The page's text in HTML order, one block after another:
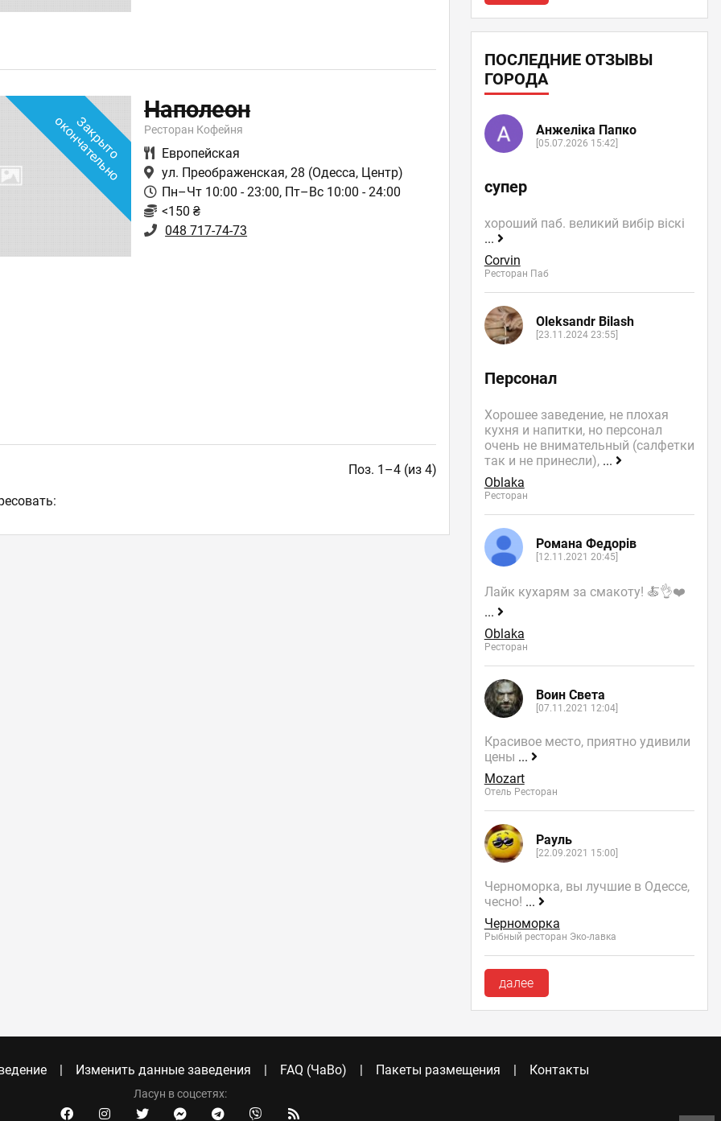
З
а
к
р
ы
т
о
о
к
о
н
ч
а
т
е
л
ь
н
о
Наполеон
Ресторан Кофейня
Европейская
ул. Преображенская, 28 (Одесса, Центр)
Пн–Чт 10:00 - 23:00, Пт–Вс 10:00 - 24:00
<150 ₴
048 717-74-73
Поз. 1–4 (из 4)
ПОСЛЕДНИЕ ОТЗЫВЫ
ГОРОДА
Анжеліка Папко
[05.07.2026 15:42]
супер
хороший паб. великий вибір віскі
...
Corvin
Ресторан Паб
Oleksandr Bilash
[23.11.2024 23:55]
Персонал
Хорошее заведение, не плохая
кухня и напитки, но персонал
очень не внимательный (салфетки
так и не принесли), ...
Oblaka
Ресторан
Романа Федорів
[12.11.2021 20:45]
Лайк кухарям за смакоту! 🍝👌❤️
...
Oblaka
Ресторан
Воин Света
[07.11.2021 12:04]
Красивое место, приятно удивили
цены ...
Mozart
Отель Ресторан
Рауль
[22.09.2021 15:00]
Черноморка, вы лучшие в Одессе,
чесно! ...
Черноморка
Рыбный ресторан Эко-лавка
далее
Изменить данные заведения FAQ (ЧаВо) Пакеты размещения Контакты
Ласун в соцсетях: